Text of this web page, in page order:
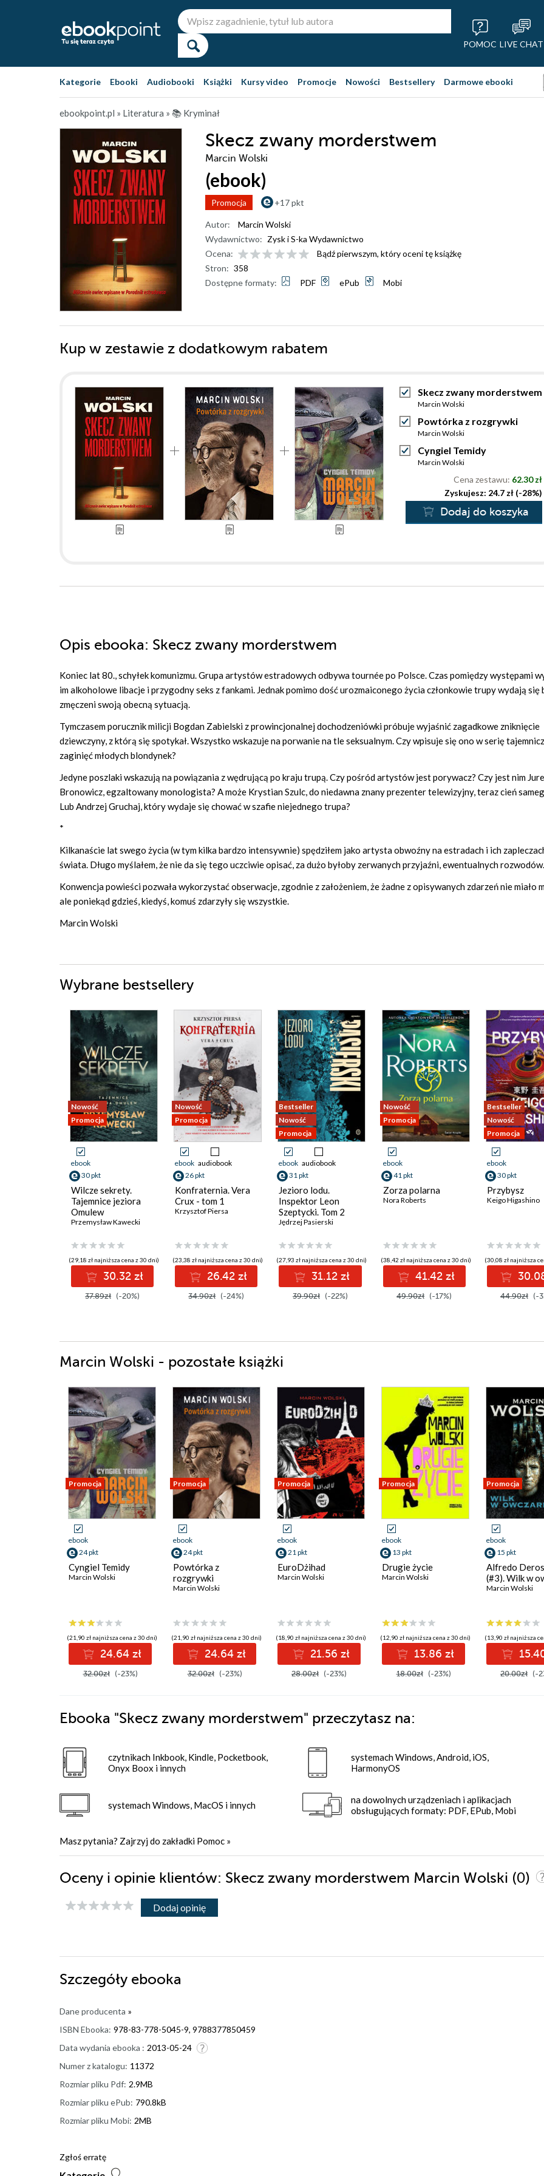
POMOC LIVE CHAT
Kategorie Ebooki Audiobooki Książki Kursy video Promocje Nowości Bestsellery Darmowe ebooki
ebookpoint.pl » Literatura » 📚 Kryminał
Skecz zwany morderstwem
Marcin Wolski
(ebook)
Promocja +17 pkt
Autor:
Marcin Wolski
Wydawnictwo: Zysk i S-ka Wydawnictwo
Ocena:
Bądź pierwszym, który oceni tę książkę
Stron: 358
Dostępne formaty:
PDF ePub Mobi
Kup w zestawie z dodatkowym rabatem
Skecz zwany morderstwem
Marcin Wolski
Powtórka z rozgrywki
Marcin Wolski
Cyngiel Temidy
Marcin Wolski
Cena zestawu: 62.30 zł
Zyskujesz: 24.7 zł (-28%)
Dodaj do koszyka
Opis ebooka: Skecz zwany morderstwem
Koniec lat 80., schyłek komunizmu. Grupa artystów estradowych odbywa tournée po Polsce. Czas pomiędzy występami
im alkoholowe libacje i przygodny seks z fankami. Jednak pomimo dość urozmaiconego życia członkowie trupy wydają się
zmęczeni swoją obecną sytuacją.
Tymczasem porucznik milicji Bogdan Zabielski z prowincjonalnej dochodzeniówki próbuje wyjaśnić zagadkowe zniknięcie
dziewczyny, z którą się spotykał. Wszystko wskazuje na porwanie na tle seksualnym. Czy wpisuje się ono w serię
zaginięć młodych blondynek?
Jedyne poszlaki wskazują na powiązania z wędrującą po kraju trupą. Czy pośród artystów jest porywacz? Czy jest nim
Bronowicz, egzaltowany monologista? A może Krystian Szulc, do niedawna znany prezenter telewizyjny, teraz cień
Lub Andrzej Gruchaj, który wydaje się chować w szafie niejednego trupa?
*
Kilkanaście lat swego życia (w tym kilka bardzo intensywnie) spędziłem jako artysta obwoźny na estradach i ich
świata. Długo myślałem, że nie da się tego uczciwie opisać, za dużo byłoby zerwanych przyjaźni, ewentualnych
Konwencja powieści pozwała wykorzystać obserwacje, zgodnie z założeniem, że żadne z opisywanych zdarzeń nie miało
ale poniekąd gdzieś, kiedyś, komuś zdarzyły się wszystkie.
Marcin Wolski
Wybrane bestsellery
Nowość
Promocja
ebook
30 pkt
Wilcze sekrety.
Tajemnice jeziora
Omulew
Przemysław Kawecki
(29,18 zł najniższa cena z 30 dni)
30.32 zł
37.89zł (-20%)
Nowość
Promocja
ebook audiobook
26 pkt
Konfraternia. Vera
Crux - tom 1
Krzysztof Piersa
(23,38 zł najniższa cena z 30 dni)
26.42 zł
34.90zł (-24%)
Bestseller
Nowość
Promocja
ebook audiobook
31 pkt
Jezioro lodu.
Inspektor Leon
Szeptycki. Tom 2
Jędrzej Pasierski
(27,93 zł najniższa cena z 30 dni)
31.12 zł
39.90zł (-22%)
Nowość
Promocja
ebook
41 pkt
Zorza polarna
Nora Roberts
(38,42 zł najniższa cena z 30 dni)
41.42 zł
49.90zł (-17%)
Bestseller
Nowość
Promocja
ebook
30 pkt
Przybysz
Keigo Higashino
(30,08 zł najniższa
44.90zł (-
Marcin Wolski - pozostałe książki
Promocja
ebook
24 pkt
Cyngiel Temidy
Marcin Wolski
(21,90 zł najniższa cena z 30 dni)
24.64 zł
32.00zł (-23%)
Promocja
ebook
24 pkt
Powtórka z
rozgrywki
Marcin Wolski
(21,90 zł najniższa cena z 30 dni)
24.64 zł
32.00zł (-23%)
Promocja
ebook
21 pkt
EuroDżihad
Marcin Wolski
(18,90 zł najniższa cena z 30 dni)
21.56 zł
28.00zł (-23%)
Promocja
ebook
13 pkt
Drugie życie
Marcin Wolski
(12,90 zł najniższa cena z 30 dni)
13.86 zł
18.00zł (-23%)
Promocja
ebook
15 pkt
Alfredo
(#3). Wilk w
Marcin Wolski
(13,90 zł najniższa
20.00zł (-
Ebooka "Skecz zwany morderstwem" przeczytasz na:
czytnikach Inkbook, Kindle, Pocketbook,
Onyx Boox i innych
systemach Windows, MacOS i innych
systemach Windows, Android, iOS,
HarmonyOS
na dowolnych urządzeniach i aplikacjach
obsługujących formaty: PDF, EPub, Mobi
Masz pytania? Zajrzyj do zakładki Pomoc »
Oceny i opinie klientów: Skecz zwany morderstwem Marcin Wolski (0)
Dodaj opinię
Szczegóły ebooka
Dane producenta »
ISBN Ebooka: 978-83-778-5045-9, 9788377850459
Data wydania ebooka : 2013-05-24
Numer z katalogu: 11372
Rozmiar pliku Pdf: 2.9MB
Rozmiar pliku ePub: 790.8kB
Rozmiar pliku Mobi: 2MB
Zgłoś erratę